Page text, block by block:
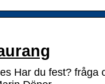
Har du fest? fråga